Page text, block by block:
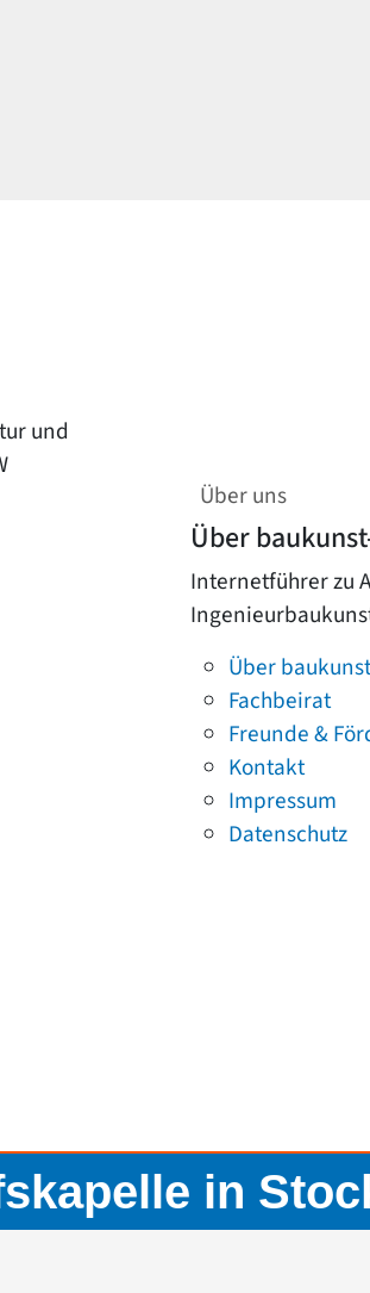
und
Über uns
Über
Internetführer zu
Über
Fachbeirat
Freunde &
Kontakt
Impressum
Datenschutz
in